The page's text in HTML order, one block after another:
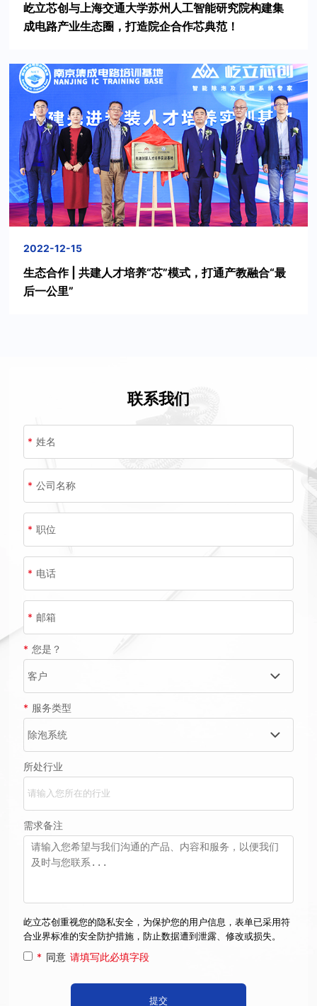
屹立芯创与上海交通大学苏州人工智能研究院构建集
成电路产业生态圈，打造院企合作芯典范！
2022-12-15
生态合作 | 共建人才培养“芯”模式，打通产教融合“最
后一公里”
联系我们
* 姓名
* 公司名称
* 职位
* 电话
* 邮箱
* 您是？
* 服务类型
所处行业
需求备注
屹立芯创重视您的隐私安全，为保护您的用户信息，表单已采用符
合业界标准的安全防护措施，防止数据遭到泄露、修改或损失。
* 同意 请填写此必填字段